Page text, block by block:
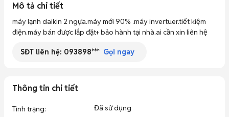
Mô tả chi tiết
máy lạnh daikin 2 ngựa.máy mới 90% .máy invertuer.tiết kiệm
điện.máy bán được lắp đặt+ bảo hành tại nhà.ai cần xin liên hệ
SĐT liên hệ: 093898*** Gọi ngay
Thông tin chi tiết
Tình trạng: Đã sử dụng